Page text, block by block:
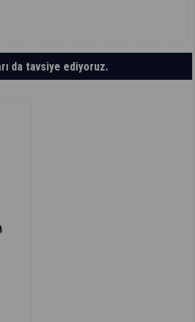
da tavsiye ediyoruz.